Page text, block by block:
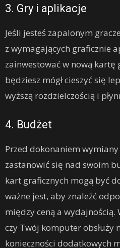
3. Gry i aplikacje
Jeśli jesteś zapalonym
z wymagających graficznie
zainwestować w nową kartę
będziesz mógł cieszyć się
wyższą rozdzielczością i
4. Budżet
Przed dokonaniem
zastanowić się nad swoim
kart graficznych mogą być
ważne jest, aby znaleźć
między ceną a
czy Twój komputer obsłuży
konieczności dodatkowych